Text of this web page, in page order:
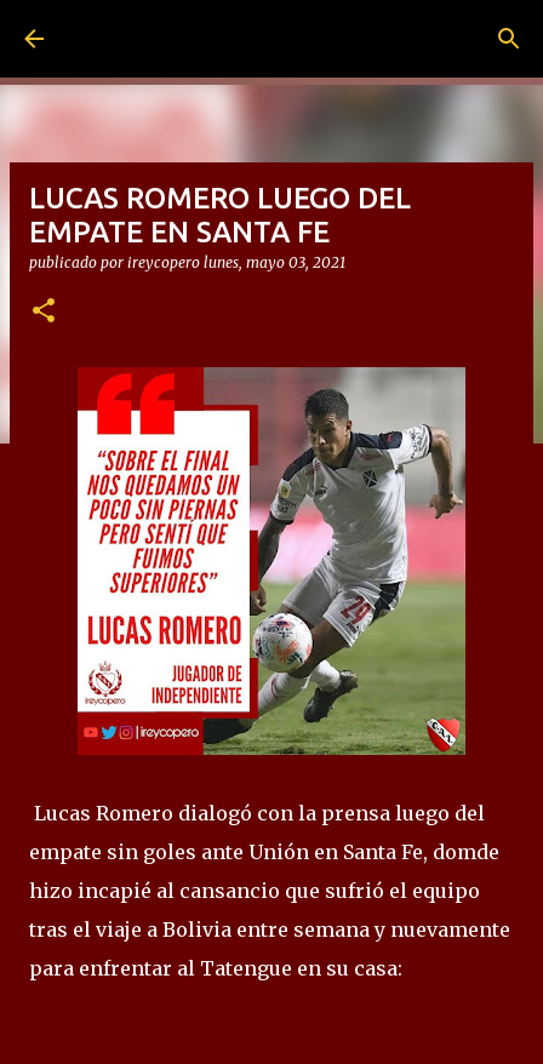
LUCAS ROMERO LUEGO DEL
EMPATE EN SANTA FE
publicado por ireycopero lunes, mayo 03, 2021
Lucas Romero dialogó con la prensa luego del
empate sin goles ante Unión en Santa Fe, domde
hizo incapié al cansancio que sufrió el equipo
tras el viaje a Bolivia entre semana y nuevamente
para enfrentar al Tatengue en su casa: